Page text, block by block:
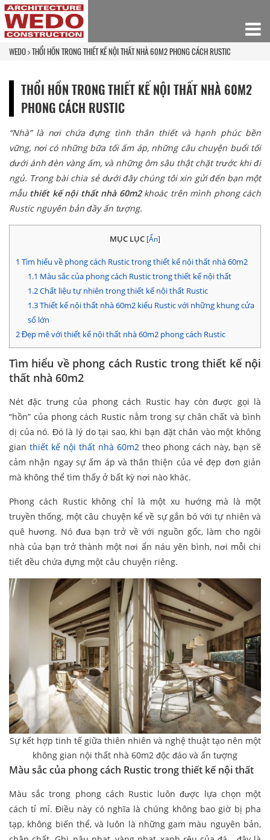
WEDO THỔI HỒN TRONG THIẾT KẾ NỘI THẤT NHÀ 60M2 PHONG CÁCH RUSTIC
THỔI HỒN TRONG THIẾT KẾ NỘI THẤT NHÀ 60M2
PHONG CÁCH RUSTIC
“Nhà” là nơi chứa đựng tình thân thiết và hạnh phúc bền
vững, nơi có những bữa tối ấm áp, những câu chuyện buổi tối
dưới ánh đèn vàng ấm, và những ôm sâu thật chặt trước khi đi
ngủ. Trong bài chia sẻ dưới đây chúng tôi xin gửi đến bạn một
mẫu thiết kế nội thất nhà 60m2khoác trên mình phong cách
Rustic nguyên bản đầy ấn tượng.
MỤC LỤC [Ẩn]
1 Tìm hiểu về phong cách Rustic trong thiết kế nội thất nhà 60m2
1.1 Màu sắc của phong cách Rustic trong thiết kế nội thất
1.2Chất liệu tự nhiên trong thiết kế nội thất Rustic
1.3Thiết kế nội thất nhà 60m2 kiểu Rustic với những khung cửa
sổ lớn
2Đẹp mê với thiết kế nội thất nhà 60m2 phong cách Rustic
Tìm hiểu về phong cách Rustic trong thiết kế nội
thất nhà 60m2
Nét đặc trưng của phong cách Rustic hay còn được gọi là
“hồn” của phong cách Rustic nằm trong sự chân chất và bình
dị của nó. Đó là lý do tại sao, khi bạn đặt chân vào một không
gian thiết kế nội thất nhà 60m2 theo phong cách này, bạn sẽ
cảm nhận ngay sự ấm áp và thân thiện của vẻ đẹp đơn giản
mà không thể tìm thấy ở bất kỳ nơi nào khác.
Phong cách Rustic không chỉ là một xu hướng mà là một
truyền thống, một câu chuyện kể về sự gắn bó với tự nhiên và
quê hương. Nó đưa bạn trở về với nguồn gốc, làm cho ngôi
nhà của bạn trở thành một nơi ẩn náu yên bình, nơi mỗi chi
tiết đều chứa đựng một câu chuyện riêng.
Sự kết hợp tinh tế giữa thiên nhiên và nghệ thuật tạo nên một
không gian nội thất nhà 60m2 độc đáo và ấn tượng
Màu sắc của phong cách Rustic trong thiết kế nội thất
Màu sắc trong phong cách Rustic luôn được lựa chọn một
cách tỉ mỉ. Điều này có nghĩa là chúng không bao giờ bị pha
tạp, không biến thể, và luôn là những gam màu nguyên bản,